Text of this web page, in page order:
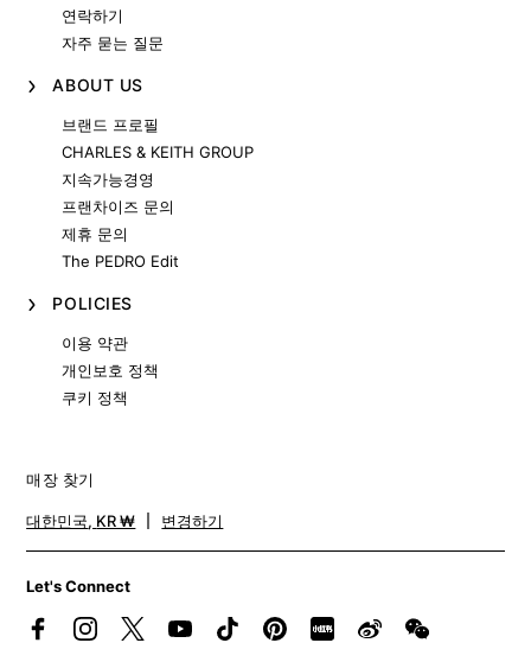
연락하기
자주 묻는 질문
ABOUT US
브랜드 프로필
CHARLES & KEITH GROUP
지속가능경영
프랜차이즈 문의
제휴 문의
The PEDRO Edit
POLICIES
이용 약관
개인보호 정책
쿠키 정책
매장 찾기
대한민국, KR ₩ 변경하기
Let's Connect